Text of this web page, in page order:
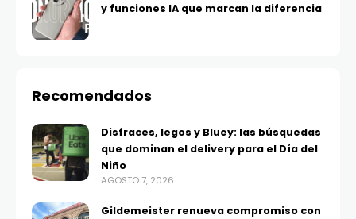
y funciones IA que marcan la diferencia
Recomendados
Disfraces, legos y Bluey: las búsquedas
que dominan el delivery para el Día del
Niño
AGOSTO 7, 2026
Gildemeister renueva compromiso con